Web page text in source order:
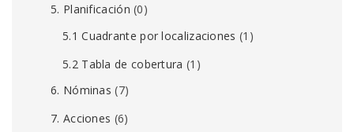
5. Planificación (0)
5.1 Cuadrante por localizaciones (1)
5.2 Tabla de cobertura (1)
6. Nóminas (7)
7. Acciones (6)